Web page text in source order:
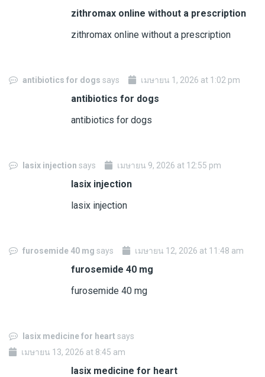
zithromax online without a prescription
zithromax online without a prescription
antibiotics for dogs says เมษายน 1, 2026 at 1:02 pm
antibiotics for dogs
antibiotics for dogs
lasix injection says เมษายน 9, 2026 at 12:55 pm
lasix injection
lasix injection
furosemide 40 mg says เมษายน 12, 2026 at 11:48 am
furosemide 40 mg
furosemide 40 mg
lasix medicine for heart says
เมษายน 13, 2026 at 8:45 am
lasix medicine for heart